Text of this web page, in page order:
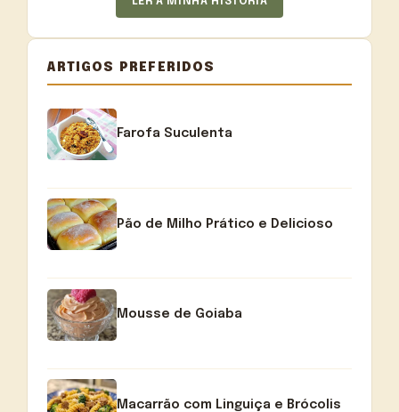
ARTIGOS PREFERIDOS
Farofa Suculenta
Pão de Milho Prático e Delicioso
Mousse de Goiaba
Macarrão com Linguiça e Brócolis